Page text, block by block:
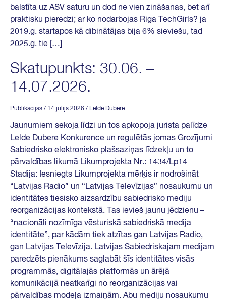
balstīta uz ASV saturu un dod ne vien zināšanas, bet arī
praktisku pieredzi; ar ko nodarbojas Riga TechGirls? ja
2019.g. startapos kā dibinātājas bija 6% sieviešu, tad
2025.g. tie […]
Skatupunkts: 30.06. –
14.07.2026.
Publikācijas / 14 jūlijs 2026 / Lelde Dubere
Jaunumiem sekoja līdzi un tos apkopoja jurista palīdze
Lelde Dubere Konkurence un regulētās jomas Grozījumi
Sabiedrisko elektronisko plašsaziņas līdzekļu un to
pārvaldības likumā Likumprojekta Nr.: 1434/Lp14
Stadija: Iesniegts Likumprojekta mērķis ir nodrošināt
“Latvijas Radio” un “Latvijas Televīzijas” nosaukumu un
identitātes tiesisko aizsardzību sabiedrisko mediju
reorganizācijas kontekstā. Tas ievieš jaunu jēdzienu –
“nacionāli nozīmīga vēsturiskā sabiedriskā medija
identitāte”, par kādām tiek atzītas gan Latvijas Radio,
gan Latvijas Televīzija. Latvijas Sabiedriskajam medijam
paredzēts pienākums saglabāt šīs identitātes visās
programmās, digitālajās platformās un ārējā
komunikācijā neatkarīgi no reorganizācijas vai
pārvaldības modeļa izmaiņām. Abu mediju nosaukumu